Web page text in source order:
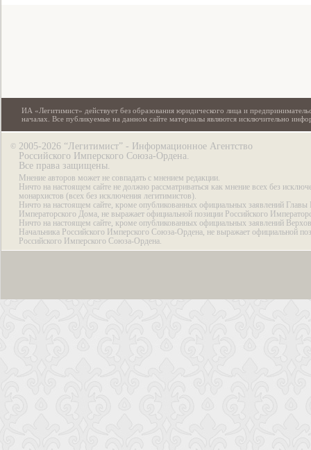
ИА «Легитимист» действует без образования юридического лица и
началах. Все публикуемые на данном сайте материалы являются исключительно
© 2005-2026 “Легитимист” - Информационное Агентство
Российского Имперского Союза-Ордена.
Все права защищены.
Мнение авторов может не совпадать с мнением редакции.
Ничто на настоящем сайте не должно рассматриваться как мнение всех без
монархистов (всех без исключения легитимистов).
Ничто на настоящем сайте, кроме опубликованных официальных заявлений Главы
Императорского Дома, не выражает официальной позиции Российского
Ничто на настоящем сайте, кроме опубликованных официальных заявлений
Начальника Российского Имперского Союза-Ордена, не выражает официальной
Российского Имперского Союза-Ордена.